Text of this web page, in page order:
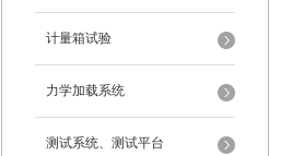
计量箱试验
力学加载系统
测试系统、测试平台